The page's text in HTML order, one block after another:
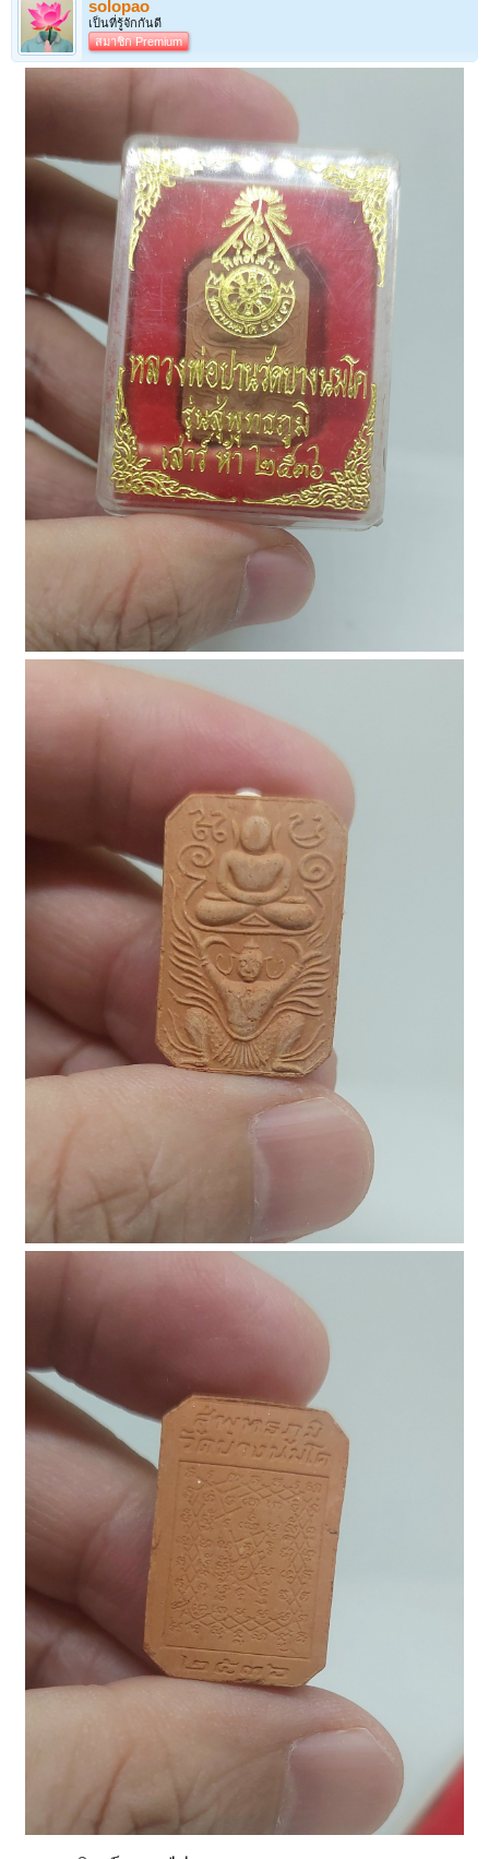
solopao
เป็นที่รู้จักกันดี
สมาชิก Premium